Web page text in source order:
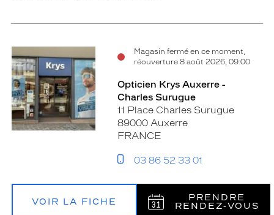
Magasin fermé en ce moment,
réouverture 8 août 2026, 09:00
Opticien Krys Auxerre -
Charles Surugue
11 Place Charles Surugue
89000 Auxerre
FRANCE
03 86 52 33 01
VOIR LA FICHE
PRENDRE
RENDEZ‑VOUS